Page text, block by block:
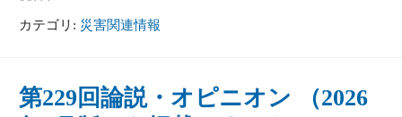
カテゴリ: 災害関連情報
第229回論説・オピニオン （2026